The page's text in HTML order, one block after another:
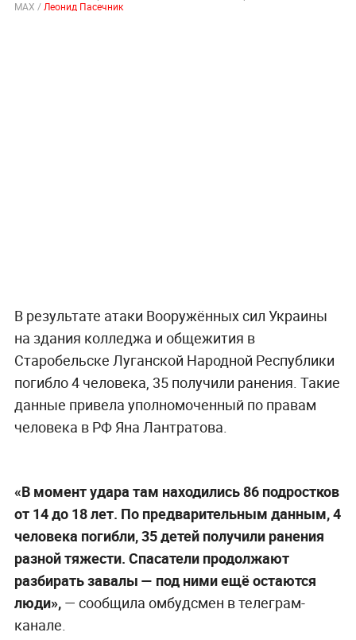
МАХ / Леонид Пасечник
В результате атаки Вооружённых сил Украины
на здания колледжа и общежития в
Старобельске Луганской Народной Республики
погибло 4 человека, 35 получили ранения. Такие
данные привела уполномоченный по правам
человека в РФ Яна Лантратова.
«В момент удара там находились 86 подростков
от 14 до 18 лет. По предварительным данным, 4
человека погибли, 35 детей получили ранения
разной тяжести. Спасатели продолжают
разбирать завалы — под ними ещё остаются
люди»,— сообщила омбудсмен в телеграм-
канале.